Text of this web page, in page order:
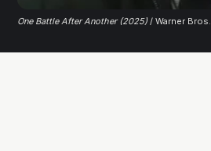
One Battle After Another (2025) / Warner Bros.